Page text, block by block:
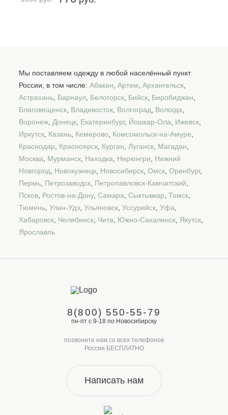
Мы поставляем одежду в любой населённый пункт
России, в том числе: Абакан Артем Архангельск
Астрахань Барнаул Белогорск Бийск Биробиджан
Благовещенск Владивосток Волгоград Вологда
Воронеж Донецк Екатеринбург, Йошкар-Ола Ижевск
Иркутск Казань Кемерово Комсомольск-на-Амуре
Краснодар
Красноярск Курган Луганск Магадан
Москва
Мурманск Находка Нерюнгри
Нижний
Новгород
Новокузнецк Новосибирск Омск Оренбург,
Пермь Петрозаводск Петропавловск-Камчатский
Псков Ростов-на-Дону, Самара Сыктывкар Томск
Тюмень Улан-Удэ Ульяновск Уссурийск Уфа
Хабаровск Челябинск Чита Южно-Сахалинск Якутск
Ярославль
8(800) 550-55-79
пн-пт с 9-18 по Новосибирску
позвоните нам со всех телефонов
России БЕСПЛАТНО
Написать нам